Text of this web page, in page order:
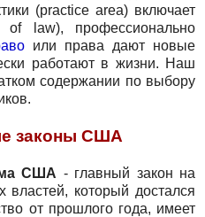
(practice area) включает
law), профессионально
или права дают новые
работают в жизни. Наш
содержании по выбору
законы США
США - главный закон на
властей, который достался
от прошлого года, имеет